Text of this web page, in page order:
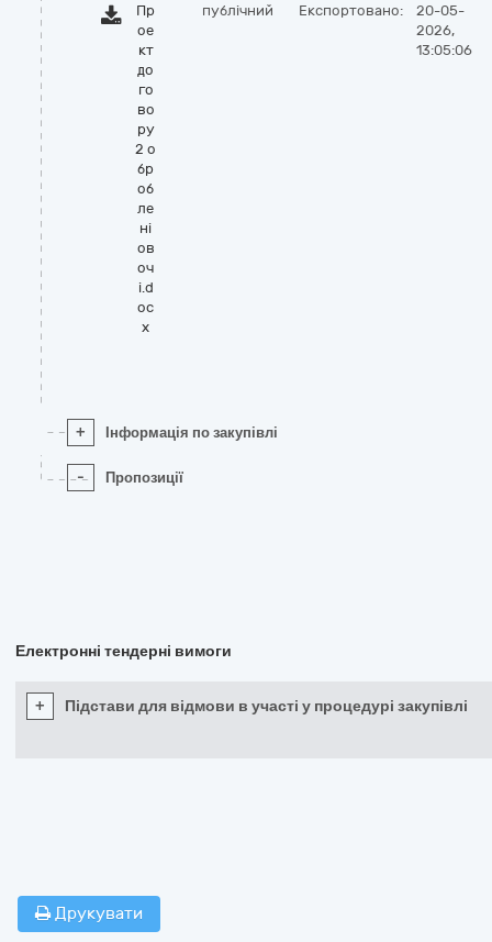
Пр
ое
кт
до
го
во
ру
2 о
бр
об
ле
ні
ов
оч
і.d
oc
x
публічний Експортовано:
20-05-
2026,
13:05:06
+ Інформація по закупівлі
- Пропозиції
Електронні тендерні вимоги
+ Підстави для відмови в участі у процедурі закупівлі
Друкувати